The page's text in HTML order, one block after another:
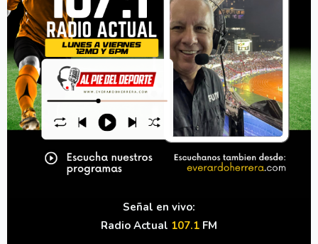
Señal en vivo:
Radio Actual 107.1 FM